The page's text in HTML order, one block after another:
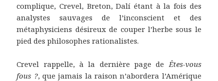
complique, Crevel, Breton, Dalí étant à la fois des
analystes sauvages de l’inconscient et des
métaphysiciens désireux de couper l’herbe sous le
pied des philosophes rationalistes.
Crevel rappelle, à la dernière page de Êtes-vous
fous ?, que jamais la raison n’abordera l’Amérique